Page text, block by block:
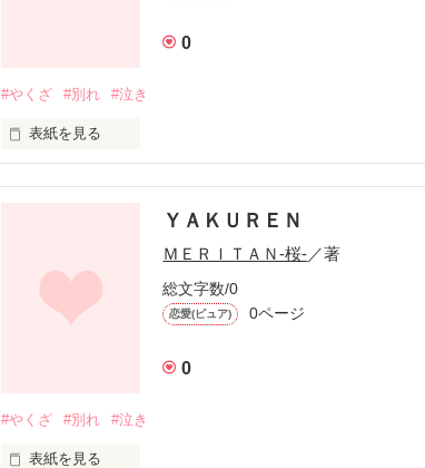
0
#やくざ #別れ #泣き
表紙を見る
ＹＡＫＵＲＥＮ
ＭＥＲＩＴＡＮ-桜-／著
総文字数/0
恋愛(ピュア) 0ページ
0
#やくざ #別れ #泣き
表紙を見る